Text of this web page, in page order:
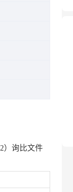
）询比文件